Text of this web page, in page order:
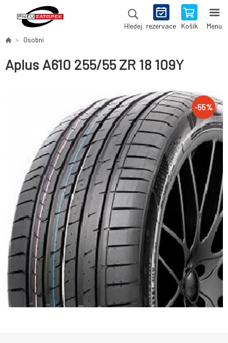
Hledej rezervace Košík Menu
Osobní
Aplus A610 255/55 ZR 18 109Y
-55%